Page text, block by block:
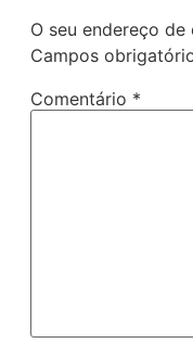
O seu endereço
Campos
Comentário *